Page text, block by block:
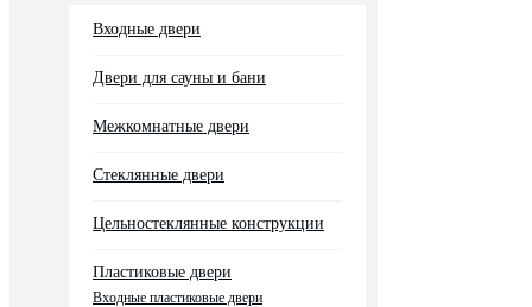
Входные двери
Двери для сауны и бани
Межкомнатные двери
Стеклянные двери
Цельностеклянные конструкции
Пластиковые двери
Входные пластиковые двери